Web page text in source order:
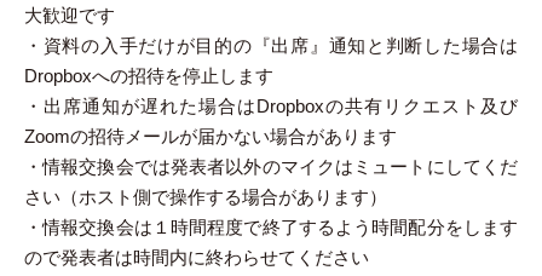
大歓迎です
・資料の入手だけが目的の『出席』通知と判断した場合は
Dropboxへの招待を停止します
・出席通知が遅れた場合はDropboxの共有リクエスト及び
Zoomの招待メールが届かない場合があります
・情報交換会では発表者以外のマイクはミュートにしてくだ
さい（ホスト側で操作する場合があります）
・情報交換会は１時間程度で終了するよう時間配分をします
ので発表者は時間内に終わらせてください